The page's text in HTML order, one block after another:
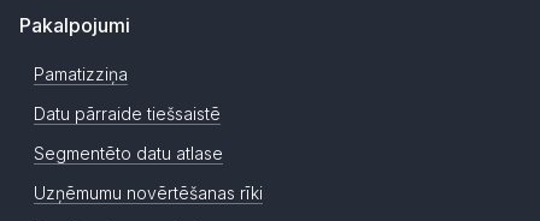
Pakalpojumi
Pamatizziņa
Datu pārraide tiešsaistē
Segmentēto datu atlase
Uzņēmumu novērtēšanas rīki